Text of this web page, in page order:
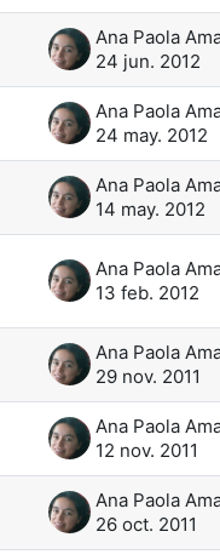
24 jun. 2012
24 may. 2012
14 may. 2012
13 feb. 2012
29 nov. 2011
12 nov. 2011
26 oct. 2011